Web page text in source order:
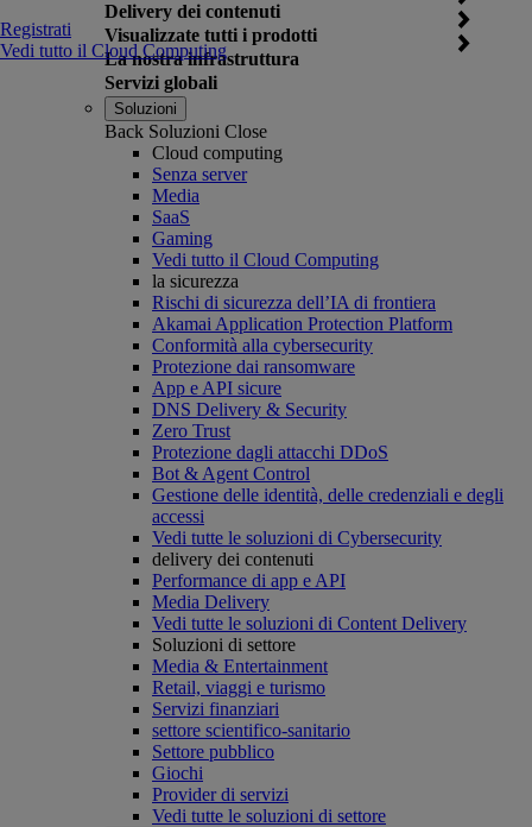
Delivery dei contenuti
Visualizzate tutti i prodotti
La nostra infrastruttura
Servizi globali
Registrati
Vedi tutto il Cloud Computing
Soluzioni
Back Soluzioni Close
Cloud computing
Senza server
Media
SaaS
Gaming
Vedi tutto il Cloud Computing
la sicurezza
Rischi di sicurezza dell’IA di frontiera
Akamai Application Protection Platform
Conformità alla cybersecurity
Protezione dai ransomware
App e API sicure
DNS Delivery & Security
Zero Trust
Protezione dagli attacchi DDoS
Bot & Agent Control
Gestione delle identità, delle credenziali e degli
accessi
Vedi tutte le soluzioni di Cybersecurity
delivery dei contenuti
Performance di app e API
Media Delivery
Vedi tutte le soluzioni di Content Delivery
Soluzioni di settore
Media & Entertainment
Retail, viaggi e turismo
Servizi finanziari
settore scientifico-sanitario
Settore pubblico
Giochi
Provider di servizi
Vedi tutte le soluzioni di settore